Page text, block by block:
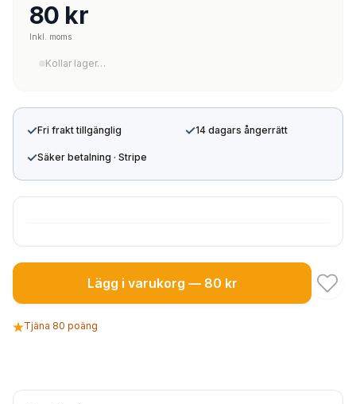
80 kr
Inkl. moms
Kollar lager…
✓Fri frakt tillgänglig ✓14 dagars ångerrätt
✓Säker betalning · Stripe
Lägg i varukorg — 80 kr
Tjäna 80 poäng